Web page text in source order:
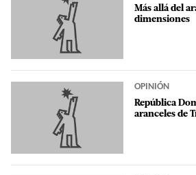
Más allá del
dimensiones
OPINIÓN
República
aranceles de